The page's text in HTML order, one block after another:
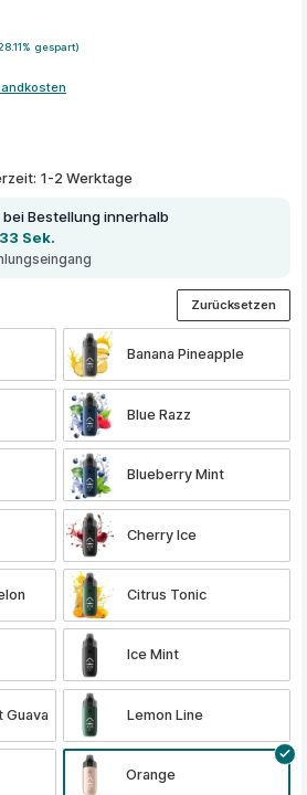
gespart)
von 5 von 5 Sternen
1-2 Werktage
bei Bestellung innerhalb
Sek.
Banana Pineapple
Blue Razz
Blueberry Mint
Cherry Ice
Citrus Tonic
Ice Mint
Guava Lemon Line
Orange
Zurücksetzen